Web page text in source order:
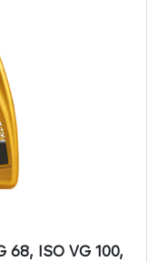
68, ISO VG 100,